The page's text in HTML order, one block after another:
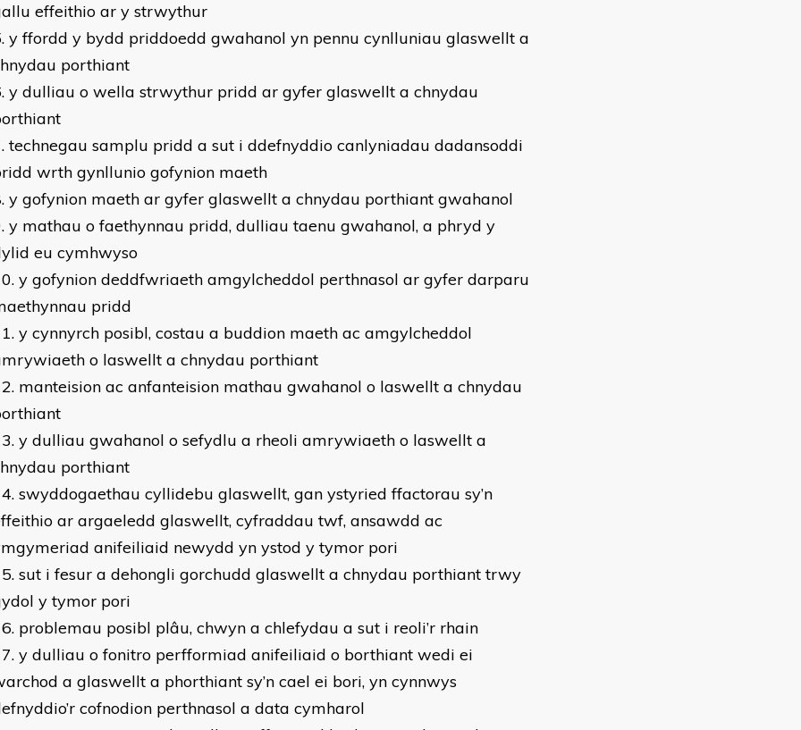
effeithio ar y strwythur
y ffordd y bydd priddoedd gwahanol yn pennu cynlluniau glaswellt a
porthiant
y dulliau o wella strwythur pridd ar gyfer glaswellt a chnydau
technegau samplu pridd a sut i ddefnyddio canlyniadau dadansoddi
wrth gynllunio gofynion maeth
y gofynion maeth ar gyfer glaswellt a chnydau porthiant gwahanol
y mathau o faethynnau pridd, dulliau taenu gwahanol, a phryd y
eu cymhwyso
y gofynion deddfwriaeth amgylcheddol perthnasol ar gyfer darparu
pridd
y cynnyrch posibl, costau a buddion maeth ac amgylcheddol
o laswellt a chnydau porthiant
manteision ac anfanteision mathau gwahanol o laswellt a chnydau
y dulliau gwahanol o sefydlu a rheoli amrywiaeth o laswellt a
porthiant
swyddogaethau cyllidebu glaswellt, gan ystyried ffactorau sy’n
ar argaeledd glaswellt, cyfraddau twf, ansawdd ac
anifeiliaid newydd yn ystod y tymor pori
sut i fesur a dehongli gorchudd glaswellt a chnydau porthiant trwy
y tymor pori
problemau posibl plâu, chwyn a chlefydau a sut i reoli’r rhain
y dulliau o fonitro perfformiad anifeiliaid o borthiant wedi ei
a glaswellt a phorthiant sy’n cael ei bori, yn cynnwys
cofnodion perthnasol a data cymharol